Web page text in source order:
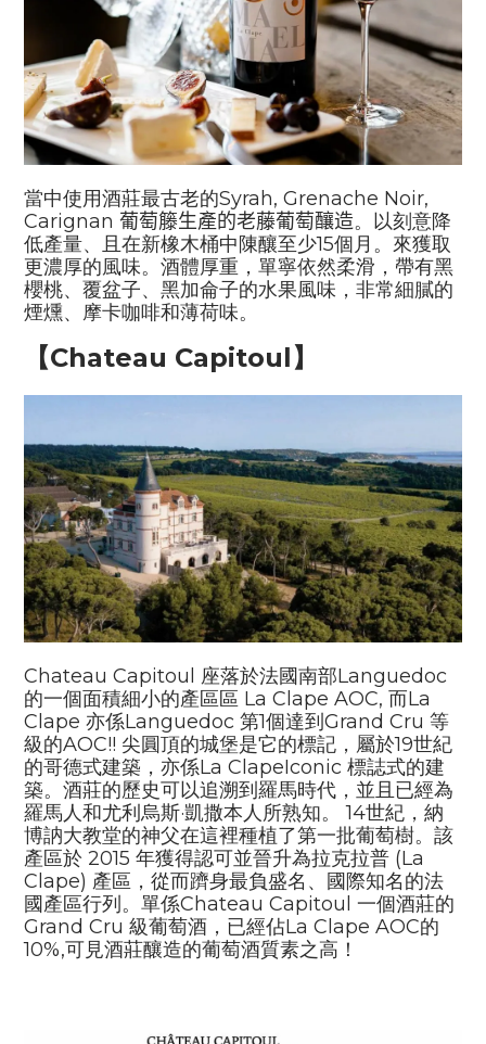
當中使用酒莊最古老的Syrah, Grenache Noir,
Carignan 葡萄籐生產的老藤葡萄釀造。以刻意降
低產量、且在新橡木桶中陳釀至少15個月。來獲取
更濃厚的風味。 酒體厚重， 單寧依然柔滑， 帶有黑
櫻桃、 覆盆子、 黑加侖子的水果風味 ，非常細膩的
煙燻、摩卡咖啡和薄荷味。
【Chateau Capitoul 】
Chateau Capitoul 座落於法國南部Languedoc
的一個面積細小的產區區 La Clape AOC, 而La
Clape 亦係Languedoc 第1個達到Grand Cru 等
級的AOC!! 尖圓頂的城堡是它的標記，屬於19世紀
的哥德式建築，亦係La ClapeIconic 標誌式的建
築。酒莊的歷史可以追溯到羅馬時代，並且已經為
羅馬人和尤利烏斯·凱撒本人所熟知。 14世紀，納
博訥大教堂的神父在這裡種植了第一批葡萄樹。該
產區於 2015 年獲得認可並晉升為拉克拉普 (La
Clape) 產區，從而躋身最負盛名、國際知名的法
國產區行列。單係Chateau Capitoul 一個酒莊的
Grand Cru 級葡萄酒，已經佔La Clape AOC的
10%,可見酒莊釀造的葡萄酒質素之高！